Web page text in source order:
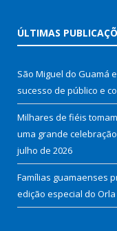
ÚLTIMAS
São Miguel do Guamá
sucesso de público e
Milhares de fiéis
uma grande
julho de 2026
Famílias guamaenses
edição especial do Orla